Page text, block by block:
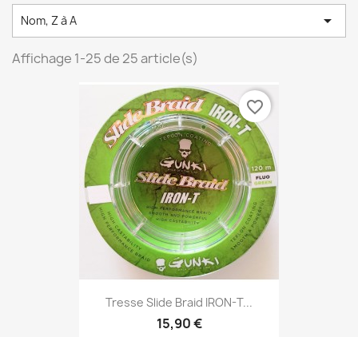
Nom, Z à A 
Affichage 1-25 de 25 article(s)
Tresse Slide Braid IRON-T...
15,90 €
favorite_border